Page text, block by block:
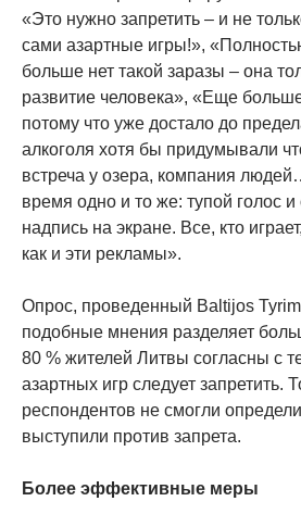
«Это нужно запретить – и не
сами азартные игры!»,
больше нет такой заразы – она
развитие человека», «Еще
потому что уже достало до
алкоголя хотя бы придумывали
встреча у озера, компания
время одно и то же: тупой голос
надпись на экране. Все, кто
как и эти рекламы».
Опрос, проведенный Baltijos
подобные мнения разделяет
80 % жителей Литвы согласны с
азартных игр следует запретить.
респондентов не смогли
выступили против запрета.
Более эффективные меры